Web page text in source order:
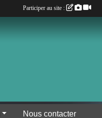
Nous contacter
Participer au site :